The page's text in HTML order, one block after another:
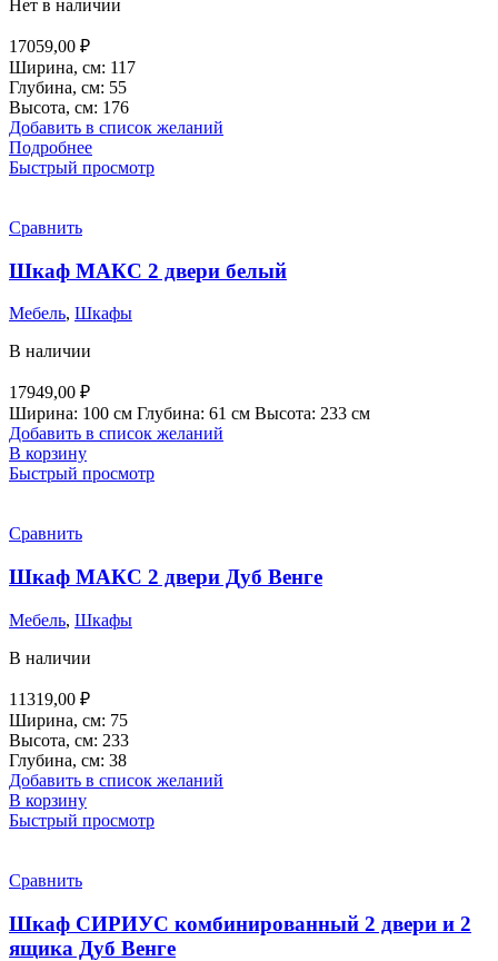
Нет в наличии
17059,00 ₽
Ширина, см: 117
Глубина, см: 55
Высота, см: 176
Добавить в список желаний
Подробнее
Быстрый просмотр
Сравнить
Шкаф МАКС 2 двери белый
Мебель, Шкафы
В наличии
17949,00 ₽
Ширина: 100 см Глубина: 61 см Высота: 233 см
Добавить в список желаний
В корзину
Быстрый просмотр
Сравнить
Шкаф МАКС 2 двери Дуб Венге
Мебель, Шкафы
В наличии
11319,00 ₽
Ширина, см: 75
Высота, см: 233
Глубина, см: 38
Добавить в список желаний
В корзину
Быстрый просмотр
Сравнить
Шкаф СИРИУС комбинированный 2 двери и 2
ящика Дуб Венге